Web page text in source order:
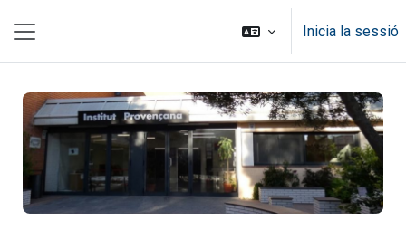
Inicia la sessió